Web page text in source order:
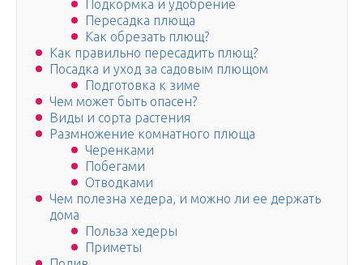
Подкормка и удобрение
Пересадка плюща
Как обрезать плющ?
Как правильно пересадить плющ?
Посадка и уход за садовым плющом
Подготовка к зиме
Чем может быть опасен?
Виды и сорта растения
Размножение комнатного плюща
Черенками
Побегами
Отводками
Чем полезна хедера, и можно ли ее держать
дома
Польза хедеры
Приметы